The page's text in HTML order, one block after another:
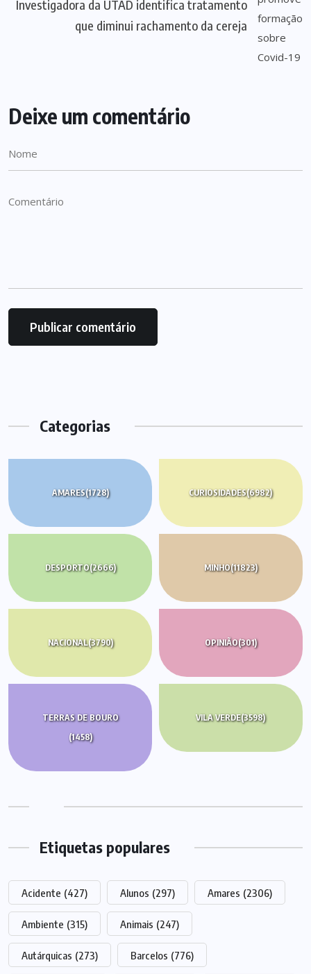
Investigadora da UTAD identifica tratamento
que diminui rachamento da cereja
Deixe um comentário
Categorias
AMARES(1728) CURIOSIDADES(6982)
DESPORTO(2666) MINHO(11823)
NACIONAL(3790) OPINIÃO(301)
TERRAS DE BOURO
(1458)
VILA VERDE(3598)
Etiquetas populares
Acidente (427) Alunos (297) Amares (2306)
Ambiente (315) Animais (247)
Autárquicas (273) Barcelos (776)